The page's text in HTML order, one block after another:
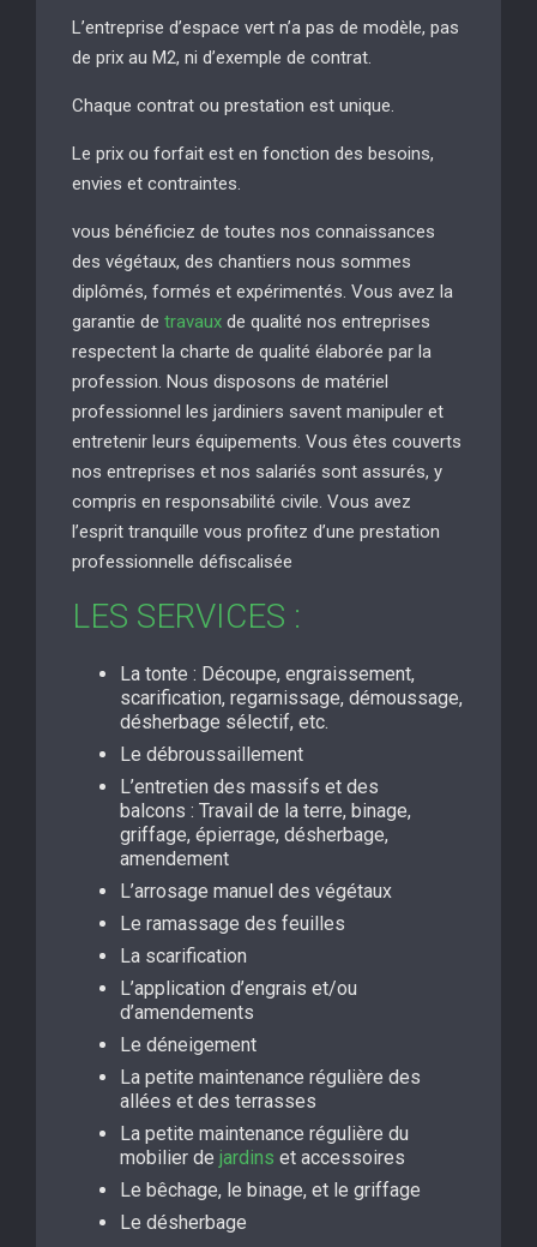
L’entreprise d’espace vert n’a pas de modèle, pas
de prix au M2, ni d’exemple de contrat.
Chaque contrat ou prestation est unique.
Le prix ou forfait est en fonction des besoins,
envies et contraintes.
vous bénéficiez de toutes nos connaissances
des végétaux, des chantiers nous sommes
diplômés, formés et expérimentés. Vous avez la
garantie de travaux de qualité nos entreprises
respectent la charte de qualité élaborée par la
profession. Nous disposons de matériel
professionnel les jardiniers savent manipuler et
entretenir leurs équipements. Vous êtes couverts
nos entreprises et nos salariés sont assurés, y
compris en responsabilité civile. Vous avez
l’esprit tranquille vous profitez d’une prestation
professionnelle défiscalisée
LES SERVICES :
La tonte : Découpe, engraissement,
scarification, regarnissage, démoussage,
désherbage sélectif, etc.
Le débroussaillement
L’entretien des massifs et des
balcons : Travail de la terre, binage,
griffage, épierrage, désherbage,
amendement
L’arrosage manuel des végétaux
Le ramassage des feuilles
La scarification
L’application d’engrais et/ou
d’amendements
Le déneigement
La petite maintenance régulière des
allées et des terrasses
La petite maintenance régulière du
mobilier de jardins et accessoires
Le bêchage, le binage, et le griffage
Le désherbage